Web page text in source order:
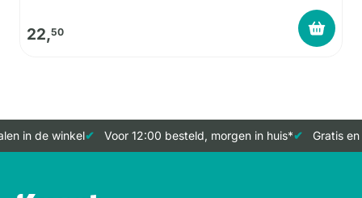
22,50
in de winkel Voor 12:00 besteld, morgen in huis* Gratis